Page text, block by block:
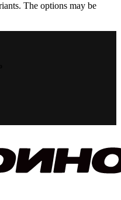
The options may be